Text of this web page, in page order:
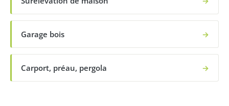
Garage bois →
Carport, préau, pergola →